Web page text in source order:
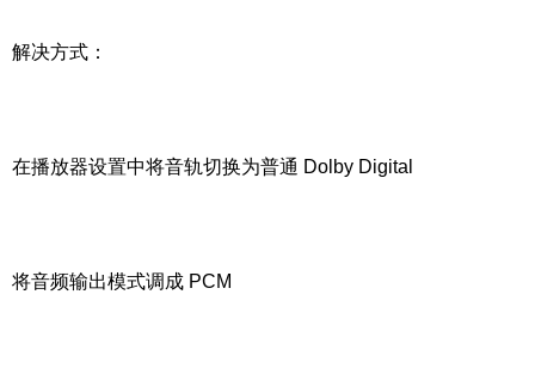
解决方式：
在播放器设置中将音轨切换为普通 Dolby Digital
将音频输出模式调成 PCM